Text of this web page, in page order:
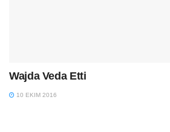
Wajda Veda Etti
10 EKIM 2016